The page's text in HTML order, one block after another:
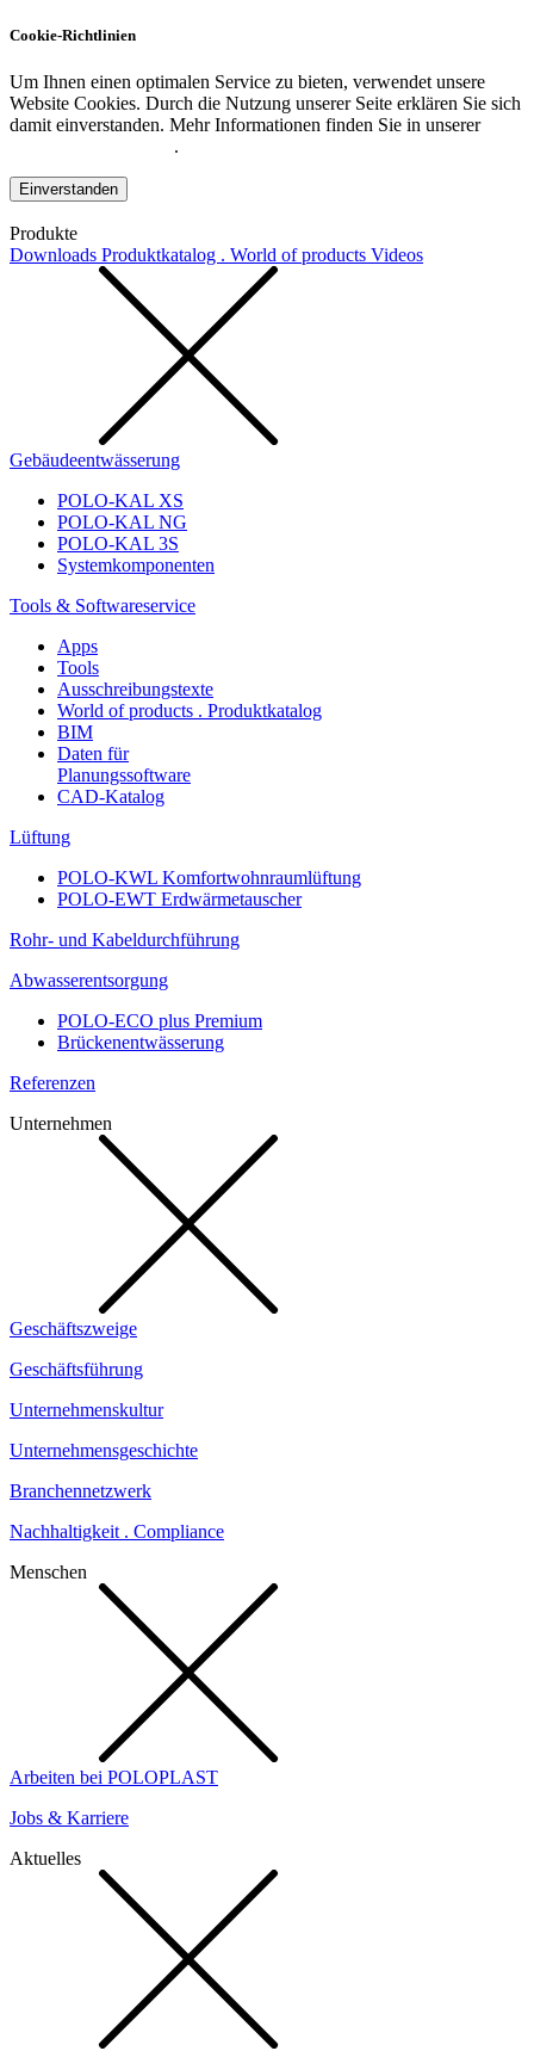
Cookie-Richtlinien
Um Ihnen einen optimalen Service zu bieten, verwendet unsere
Website Cookies. Durch die Nutzung unserer Seite erklären Sie sich
damit einverstanden. Mehr Informationen finden Sie in unserer
.
Einverstanden
Produkte
Downloads Produktkatalog . World of products Videos
Gebäudeentwässerung
POLO-KAL XS
POLO-KAL NG
POLO-KAL 3S
Systemkomponenten
Tools & Softwareservice
Apps
Tools
Ausschreibungstexte
World of products . Produktkatalog
BIM
Daten für
Planungssoftware
CAD-Katalog
Lüftung
POLO-KWL Komfortwohnraumlüftung
POLO-EWT Erdwärmetauscher
Rohr- und Kabeldurchführung
Abwasserentsorgung
POLO-ECO plus Premium
Brückenentwässerung
Referenzen
Unternehmen
Geschäftszweige
Geschäftsführung
Unternehmenskultur
Unternehmensgeschichte
Branchennetzwerk
Nachhaltigkeit . Compliance
Menschen
Arbeiten bei POLOPLAST
Jobs & Karriere
Aktuelles